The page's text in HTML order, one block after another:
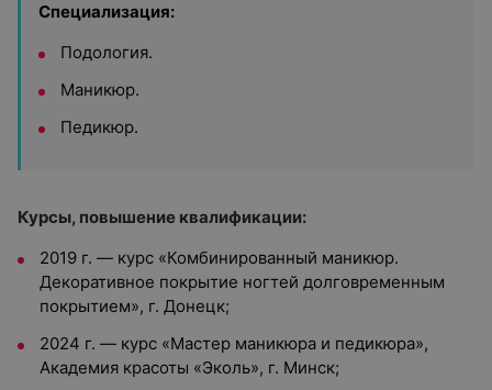
Специализация:
Подология.
Маникюр.
Педикюр.
Курсы, повышение квалификации:
2019 г. — курс «Комбинированный маникюр.
Декоративное покрытие ногтей долговременным
покрытием», г. Донецк;
2024 г. — курс «Мастер маникюра и педикюра»,
Академия красоты «Эколь», г. Минск;